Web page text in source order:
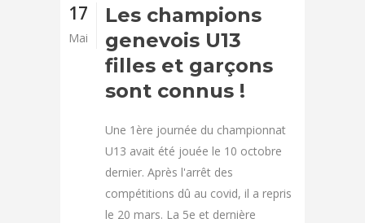
17
Mai
Les champions
genevois U13
filles et garçons
sont connus !
Une 1ère journée du championnat
U13 avait été jouée le 10 octobre
dernier. Après l'arrêt des
compétitions dû au covid, il a repris
le 20 mars. La 5e et dernière